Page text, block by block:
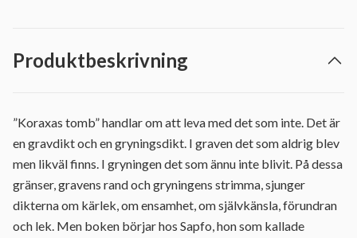
Produktbeskrivning
”Koraxas tomb” handlar om att leva med det som inte. Det är
en gravdikt och en gryningsdikt. I graven det som aldrig blev
men likväl finns. I gryningen det som ännu inte blivit. På dessa
gränser, gravens rand och gryningens strimma, sjunger
dikterna om kärlek, om ensamhet, om självkänsla, förundran
och lek. Men boken börjar hos Sapfo, hon som kallade